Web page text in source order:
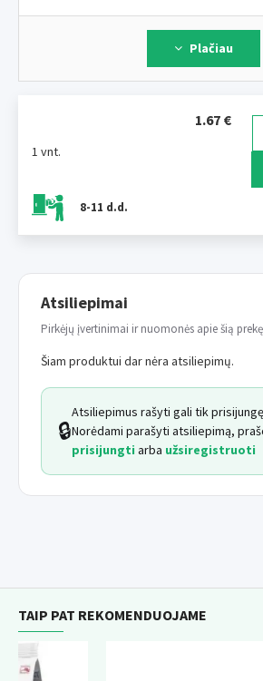
1 vnt.
8-11 d.d.
1.67 €
mėsa ir gyvūninės kilmės
riebalai, grūdai, augalinės kilmės šalutiniai
Analitinės sudedamosios dalys:žalias
nuo 1 2 gyvūno per dieną,
dydį, užtikrinkite gyvūno prieiga prie a
Laikykite sausoje ir vėsioje vietoje,
Plačiau
Atsiliepimai
Pirkėjų įvertinimai ir nuomonės apie šią prekę
Šiam produktui dar nėra atsiliepimų.
🔒
Atsiliepimus rašyti gali tik
Norėdami parašyti atsiliepimą,
prisijungti arba užsiregistruoti
TAIP PAT REKOMENDUOJAME